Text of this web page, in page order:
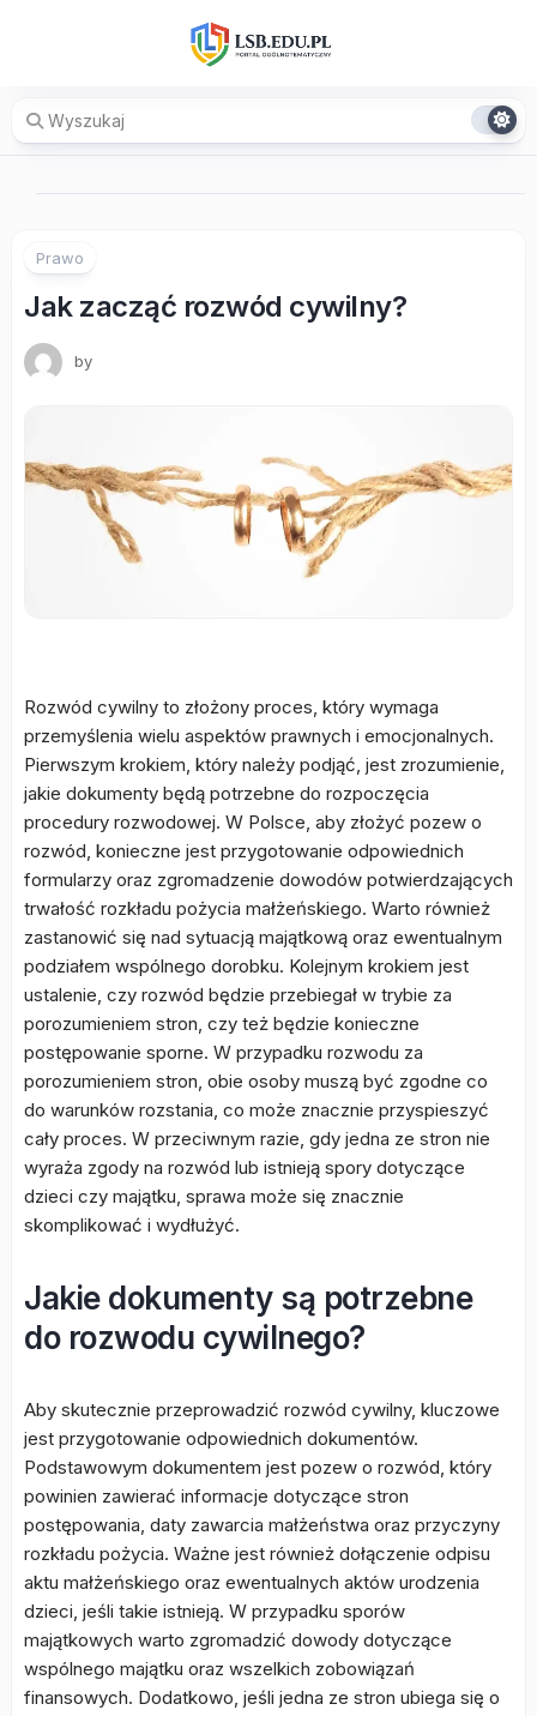
Prawo
Jak zacząć rozwód cywilny?
by
Rozwód cywilny to złożony proces, który wymaga
przemyślenia wielu aspektów prawnych i emocjonalnych.
Pierwszym krokiem, który należy podjąć, jest zrozumienie,
jakie dokumenty będą potrzebne do rozpoczęcia
procedury rozwodowej. W Polsce, aby złożyć pozew o
rozwód, konieczne jest przygotowanie odpowiednich
formularzy oraz zgromadzenie dowodów potwierdzających
trwałość rozkładu pożycia małżeńskiego. Warto również
zastanowić się nad sytuacją majątkową oraz ewentualnym
podziałem wspólnego dorobku. Kolejnym krokiem jest
ustalenie, czy rozwód będzie przebiegał w trybie za
porozumieniem stron, czy też będzie konieczne
postępowanie sporne. W przypadku rozwodu za
porozumieniem stron, obie osoby muszą być zgodne co
do warunków rozstania, co może znacznie przyspieszyć
cały proces. W przeciwnym razie, gdy jedna ze stron nie
wyraża zgody na rozwód lub istnieją spory dotyczące
dzieci czy majątku, sprawa może się znacznie
skomplikować i wydłużyć.
Jakie dokumenty są potrzebne
do rozwodu cywilnego?
Aby skutecznie przeprowadzić rozwód cywilny, kluczowe
jest przygotowanie odpowiednich dokumentów.
Podstawowym dokumentem jest pozew o rozwód, który
powinien zawierać informacje dotyczące stron
postępowania, daty zawarcia małżeństwa oraz przyczyny
rozkładu pożycia. Ważne jest również dołączenie odpisu
aktu małżeńskiego oraz ewentualnych aktów urodzenia
dzieci, jeśli takie istnieją. W przypadku sporów
majątkowych warto zgromadzić dowody dotyczące
wspólnego majątku oraz wszelkich zobowiązań
finansowych. Dodatkowo, jeśli jedna ze stron ubiega się o